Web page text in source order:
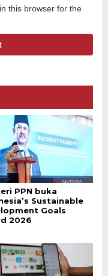
this browser for the
PPN buka
Sustainable
Goals
2026